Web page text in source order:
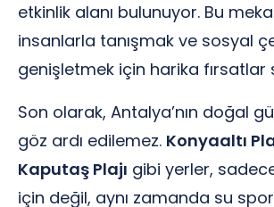
etkinlik alanı bulunuyor. Bu
insanlarla tanışmak ve sosyal
genişletmek için harika fırsatlar
Son olarak, Antalya’nın doğal
göz ardı edilemez. Konyaaltı
Kaputaş Plajı gibi yerler,
için değil, aynı zamanda su